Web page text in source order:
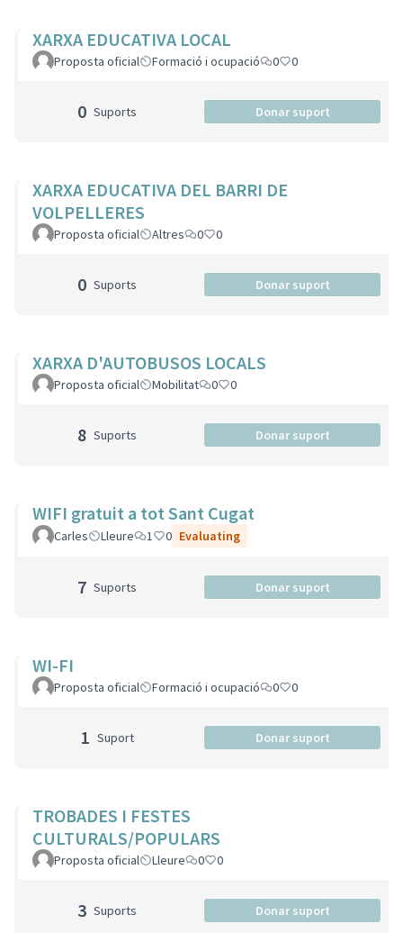
XARXA EDUCATIVA LOCAL
Proposta oficial Formació i ocupació 0 0
0 Suports Donar suport
XARXA EDUCATIVA DEL BARRI DE
VOLPELLERES
Proposta oficial Altres 0 0
0 Suports Donar suport
XARXA D'AUTOBUSOS LOCALS
Proposta oficial Mobilitat 0 0
8 Suports Donar suport
WIFI gratuit a tot Sant Cugat
Carles Lleure 1 0 Evaluating
7 Suports Donar suport
WI-FI
Proposta oficial Formació i ocupació 0 0
1 Suport Donar suport
TROBADES I FESTES
CULTURALS/POPULARS
Proposta oficial Lleure 0 0
3 Suports Donar suport